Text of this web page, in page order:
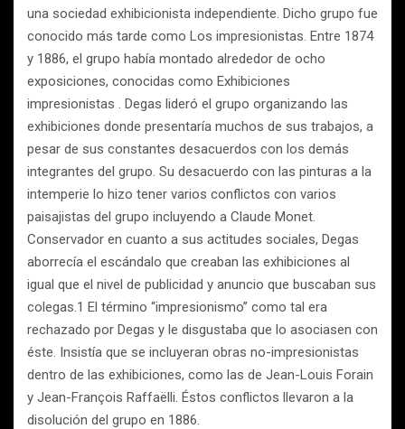
una sociedad exhibicionista independiente. Dicho grupo fue
conocido más tarde como Los impresionistas. Entre 1874
y 1886, el grupo había montado alrededor de ocho
exposiciones, conocidas como Exhibiciones
impresionistas . Degas lideró el grupo organizando las
exhibiciones donde presentaría muchos de sus trabajos, a
pesar de sus constantes desacuerdos con los demás
integrantes del grupo. Su desacuerdo con las pinturas a la
intemperie lo hizo tener varios conflictos con varios
paisajistas del grupo incluyendo a Claude Monet.
Conservador en cuanto a sus actitudes sociales, Degas
aborrecía el escándalo que creaban las exhibiciones al
igual que el nivel de publicidad y anuncio que buscaban sus
colegas.1 El término “impresionismo” como tal era
rechazado por Degas y le disgustaba que lo asociasen con
éste. Insistía que se incluyeran obras no-impresionistas
dentro de las exhibiciones, como las de Jean-Louis Forain
y Jean-François Raffaëlli. Éstos conflictos llevaron a la
disolución del grupo en 1886.